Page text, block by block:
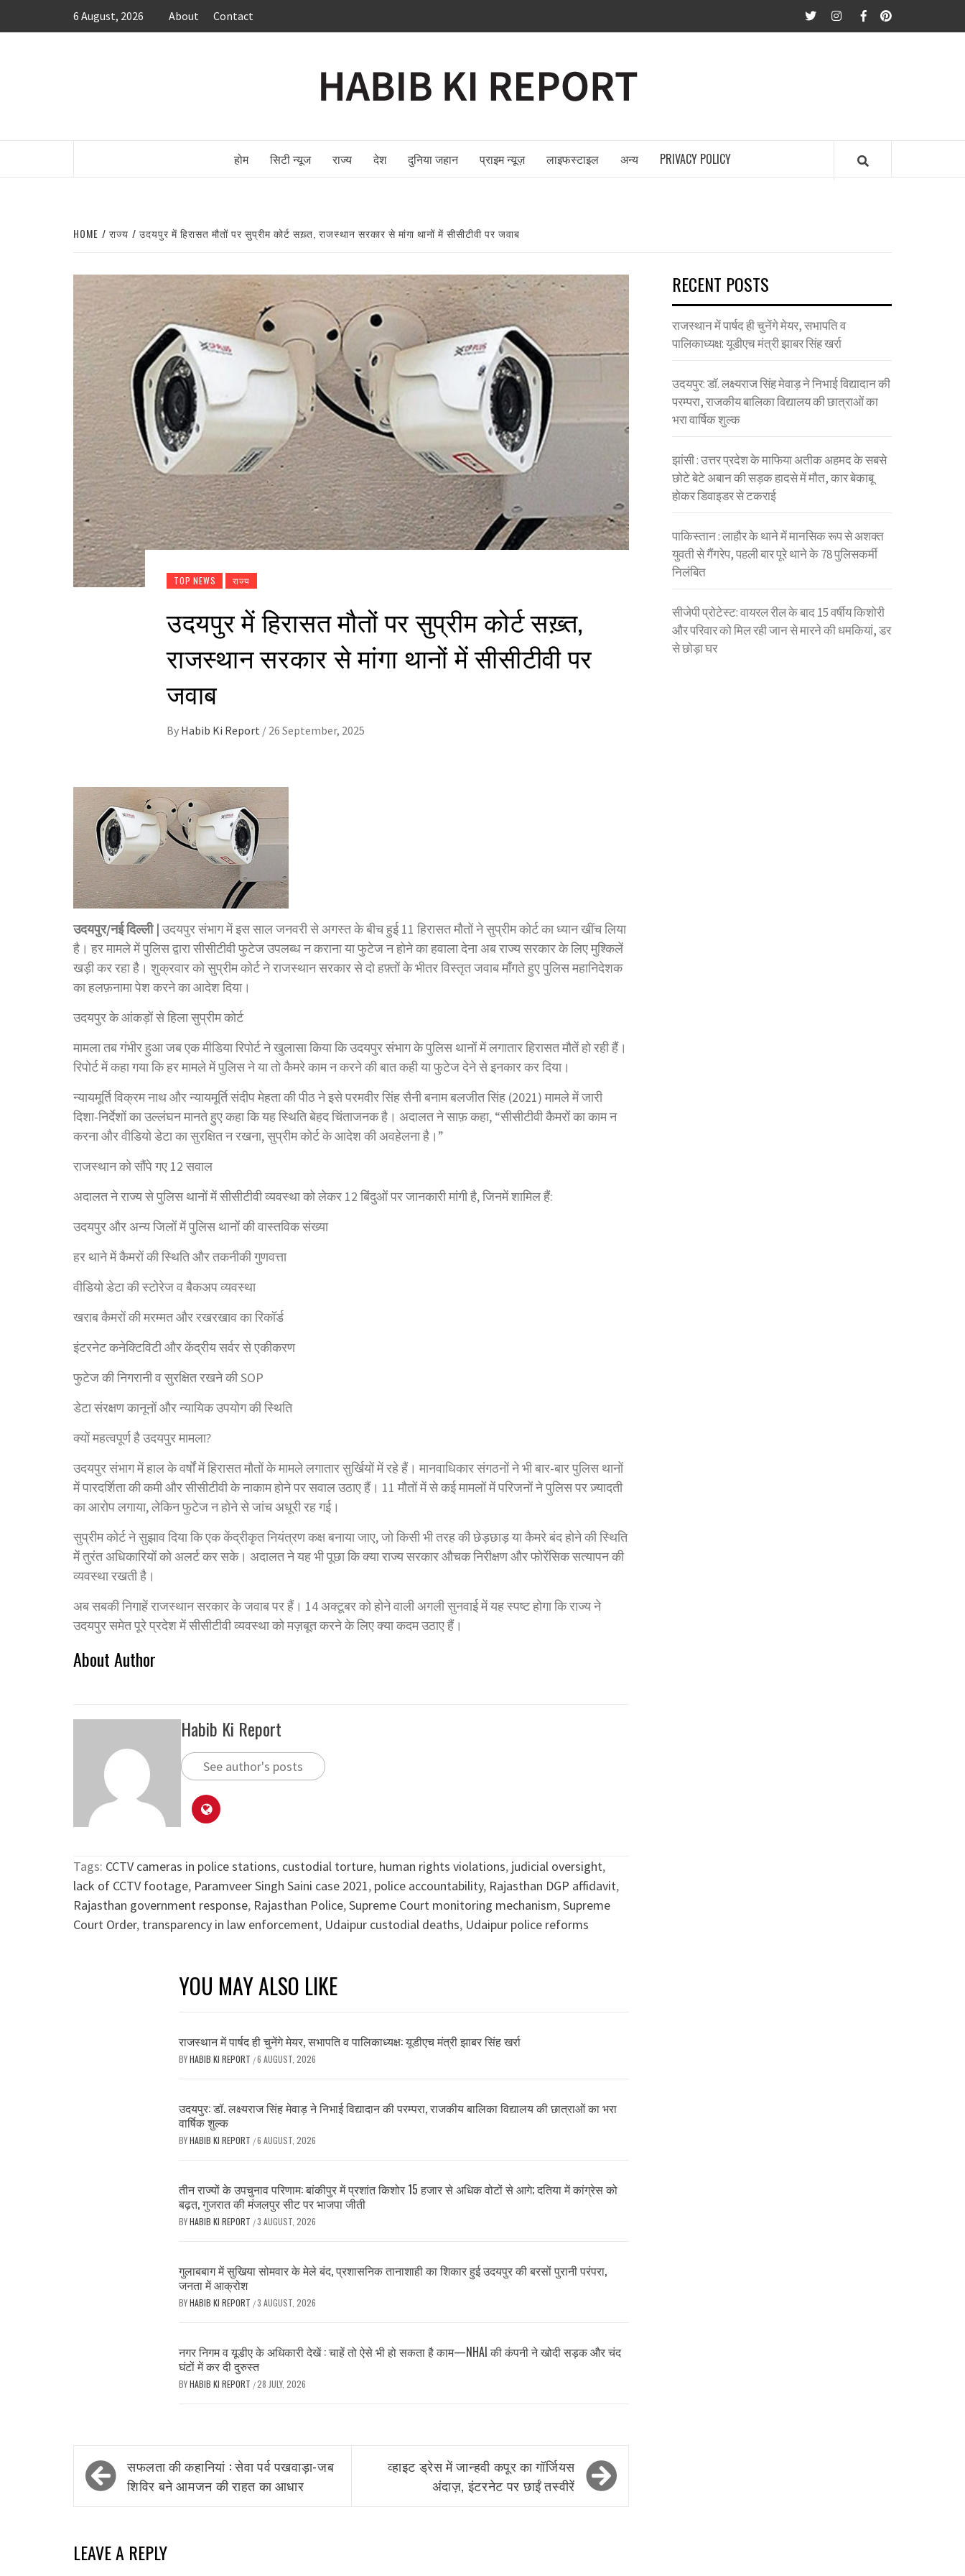
6 August, 2026 About Contact twitterInstagram
FacebookPinterest
होम सिटी न्यूज राज्य देश दुनिया जहान प्राइम न्यूज़ लाइफस्टाइल अन्य PRIVACY POLICY
HOME राज्य उदयपुर में हिरासत मौतों पर सुप्रीम कोर्ट सख़्त, राजस्थान सरकार से मांगा थानों में सीसीटीवी पर जवाब
TOP NEWS राज्य
उदयपुर में हिरासत मौतों पर सुप्रीम कोर्ट सख़्त,
राजस्थान सरकार से मांगा थानों में सीसीटीवी पर
जवाब
By Habib Ki Report / 26 September, 2025
उदयपुर/नई दिल्ली |उदयपुर संभाग में इस साल जनवरी से अगस्त के बीच हुई 11 हिरासत मौतों ने सुप्रीम कोर्ट का ध्यान खींच लिया
है। हर मामले में पुलिस द्वारा सीसीटीवी फुटेज उपलब्ध न कराना या फुटेज न होने का हवाला देना अब राज्य सरकार के लिए मुश्किलें
खड़ी कर रहा है। शुक्रवार को सुप्रीम कोर्ट ने राजस्थान सरकार से दो हफ़्तों के भीतर विस्तृत जवाब माँगते हुए पुलिस महानिदेशक
का हलफ़नामा पेश करने का आदेश दिया।
उदयपुर के आंकड़ों से हिला सुप्रीम कोर्ट
मामला तब गंभीर हुआ जब एक मीडिया रिपोर्ट ने खुलासा किया कि उदयपुर संभाग के पुलिस थानों में लगातार हिरासत मौतें हो रही हैं।
रिपोर्ट में कहा गया कि हर मामले में पुलिस ने या तो कैमरे काम न करने की बात कही या फुटेज देने से इनकार कर दिया।
न्यायमूर्ति विक्रम नाथ और न्यायमूर्ति संदीप मेहता की पीठ ने इसे परमवीर सिंह सैनी बनाम बलजीत सिंह (2021) मामले में जारी
दिशा-निर्देशों का उल्लंघन मानते हुए कहा कि यह स्थिति बेहद चिंताजनक है। अदालत ने साफ़ कहा, “सीसीटीवी कैमरों का काम न
करना और वीडियो डेटा का सुरक्षित न रखना, सुप्रीम कोर्ट के आदेश की अवहेलना है।”
राजस्थान को सौंपे गए 12 सवाल
अदालत ने राज्य से पुलिस थानों में सीसीटीवी व्यवस्था को लेकर 12 बिंदुओं पर जानकारी मांगी है, जिनमें शामिल हैं:
उदयपुर और अन्य जिलों में पुलिस थानों की वास्तविक संख्या
हर थाने में कैमरों की स्थिति और तकनीकी गुणवत्ता
वीडियो डेटा की स्टोरेज व बैकअप व्यवस्था
खराब कैमरों की मरम्मत और रखरखाव का रिकॉर्ड
इंटरनेट कनेक्टिविटी और केंद्रीय सर्वर से एकीकरण
फुटेज की निगरानी व सुरक्षित रखने की SOP
डेटा संरक्षण कानूनों और न्यायिक उपयोग की स्थिति
क्यों महत्वपूर्ण है उदयपुर मामला?
उदयपुर संभाग में हाल के वर्षों में हिरासत मौतों के मामले लगातार सुर्खियों में रहे हैं। मानवाधिकार संगठनों ने भी बार-बार पुलिस थानों
में पारदर्शिता की कमी और सीसीटीवी के नाकाम होने पर सवाल उठाए हैं। 11 मौतों में से कई मामलों में परिजनों ने पुलिस पर ज़्यादती
का आरोप लगाया, लेकिन फुटेज न होने से जांच अधूरी रह गई।
सुप्रीम कोर्ट ने सुझाव दिया कि एक केंद्रीकृत नियंत्रण कक्ष बनाया जाए, जो किसी भी तरह की छेड़छाड़ या कैमरे बंद होने की स्थिति
में तुरंत अधिकारियों को अलर्ट कर सके। अदालत ने यह भी पूछा कि क्या राज्य सरकार औचक निरीक्षण और फोरेंसिक सत्यापन की
व्यवस्था रखती है।
अब सबकी निगाहें राजस्थान सरकार के जवाब पर हैं। 14 अक्टूबर को होने वाली अगली सुनवाई में यह स्पष्ट होगा कि राज्य ने
उदयपुर समेत पूरे प्रदेश में सीसीटीवी व्यवस्था को मज़बूत करने के लिए क्या कदम उठाए हैं।
About Author
Habib Ki Report
See author's posts
Tags: CCTV cameras in police stations, custodial torture, human rights violations, judicial oversight,
lack of CCTV footage, Paramveer Singh Saini case 2021, police accountability, Rajasthan DGP affidavit,
Rajasthan government response, Rajasthan Police,Supreme Court monitoring mechanism,Supreme
Court Order, transparency in law enforcement, Udaipur custodial deaths, Udaipur police reforms
YOU MAY ALSO LIKE
राजस्थान में पार्षद ही चुनेंगे मेयर, सभापति व पालिकाध्यक्ष: यूडीएच मंत्री झाबर सिंह खर्रा
BYHABIB KI REPORT /6 AUGUST, 2026
उदयपुर: डॉ. लक्ष्यराज सिंह मेवाड़ ने निभाई विद्यादान की परम्परा, राजकीय बालिका विद्यालय की छात्राओं का भरा
वार्षिक शुल्क
BYHABIB KI REPORT /6 AUGUST, 2026
तीन राज्यों के उपचुनाव परिणाम: बांकीपुर में प्रशांत किशोर 15 हजार से अधिक वोटों से आगे; दतिया में कांग्रेस को
बढ़त, गुजरात की मंजलपुर सीट पर भाजपा जीती
BYHABIB KI REPORT /3 AUGUST, 2026
गुलाबबाग में सुखिया सोमवार के मेले बंद, प्रशासनिक तानाशाही का शिकार हुई उदयपुर की बरसों पुरानी परंपरा,
जनता में आक्रोश
BYHABIB KI REPORT /3 AUGUST, 2026
नगर निगम व यूडीए के अधिकारी देखें : चाहें तो ऐसे भी हो सकता है काम—NHAI की कंपनी ने खोदी सड़क और चंद
घंटों में कर दी दुरुस्त
BYHABIB KI REPORT /28 JULY, 2026
Post
navigation
सफलता की कहानियां : सेवा पर्व पखवाड़ा-जब
शिविर बने आमजन की राहत का आधार
व्हाइट ड्रेस में जान्हवी कपूर का गॉर्जियस
अंदाज़, इंटरनेट पर छाईं तस्वीरें
LEAVE A REPLY
RECENT POSTS
राजस्थान में पार्षद ही चुनेंगे मेयर, सभापति व
पालिकाध्यक्ष: यूडीएच मंत्री झाबर सिंह खर्रा
उदयपुर: डॉ. लक्ष्यराज सिंह मेवाड़ ने निभाई विद्यादान की
परम्परा, राजकीय बालिका विद्यालय की छात्राओं का
भरा वार्षिक शुल्क
झांसी : उत्तर प्रदेश के माफिया अतीक अहमद के सबसे
छोटे बेटे अबान की सड़क हादसे में मौत, कार बेकाबू
होकर डिवाइडर से टकराई
पाकिस्तान : लाहौर के थाने में मानसिक रूप से अशक्त
युवती से गैंगरेप, पहली बार पूरे थाने के 78 पुलिसकर्मी
निलंबित
सीजेपी प्रोटेस्ट: वायरल रील के बाद 15 वर्षीय किशोरी
और परिवार को मिल रही जान से मारने की धमकियां, डर
से छोड़ा घर